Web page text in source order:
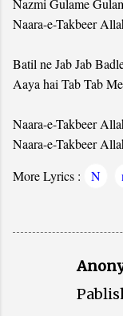
Naara-e-Takbeer
Batil ne Jab Jab
Aaya hai Tab Tab
Naara-e-Takbeer
Naara-e-Takbeer
More Lyrics :
N